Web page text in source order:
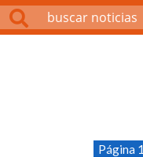
Página 1